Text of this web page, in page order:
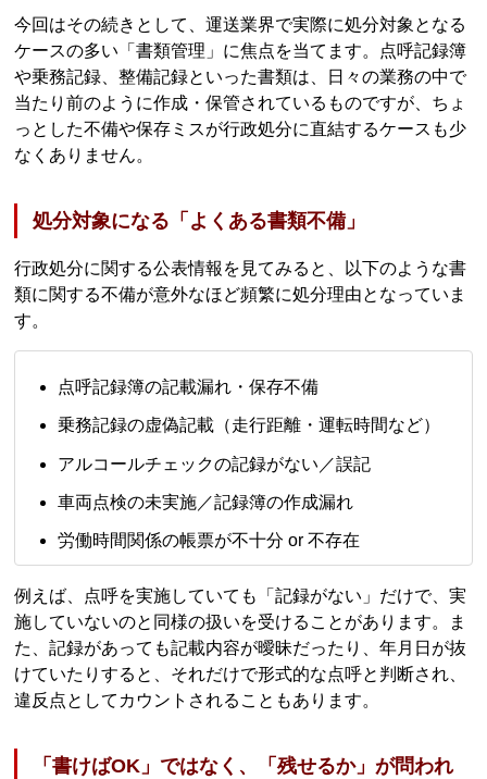
今回はその続きとして、運送業界で実際に処分対象となる
ケースの多い「書類管理」に焦点を当てます。点呼記録簿
や乗務記録、整備記録といった書類は、日々の業務の中で
当たり前のように作成・保管されているものですが、ちょ
っとした不備や保存ミスが行政処分に直結するケースも少
なくありません。
処分対象になる「よくある書類不備」
行政処分に関する公表情報を見てみると、以下のような書
類に関する不備が意外なほど頻繁に処分理由となっていま
す。
点呼記録簿の記載漏れ・保存不備
乗務記録の虚偽記載（走行距離・運転時間など）
アルコールチェックの記録がない／誤記
車両点検の未実施／記録簿の作成漏れ
労働時間関係の帳票が不十分 or 不存在
例えば、点呼を実施していても「記録がない」だけで、実
施していないのと同様の扱いを受けることがあります。ま
た、記録があっても記載内容が曖昧だったり、年月日が抜
けていたりすると、それだけで形式的な点呼と判断され、
違反点としてカウントされることもあります。
「書けばOK」ではなく、「残せるか」が問われ